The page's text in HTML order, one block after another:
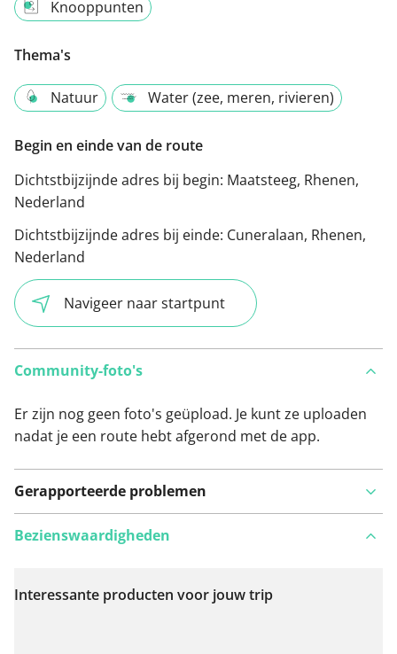
Knooppunten
Thema's
Natuur Water (zee, meren, rivieren)
Begin en einde van de route
Dichtstbijzijnde adres bij begin: Maatsteeg, Rhenen,
Nederland
Dichtstbijzijnde adres bij einde: Cuneralaan, Rhenen,
Nederland
Navigeer naar startpunt
Community-foto's
Er zijn nog geen foto's geüpload. Je kunt ze uploaden
nadat je een route hebt afgerond met de app.
Gerapporteerde problemen
Bekijk op kaart
Bezienswaardigheden
Interessante producten voor jouw trip